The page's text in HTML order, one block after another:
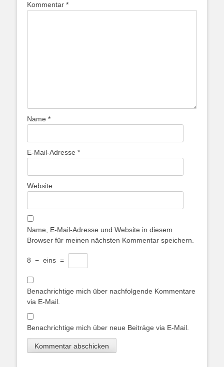
Kommentar *
Name *
E-Mail-Adresse *
Website
Name, E-Mail-Adresse und Website in diesem
Browser für meinen nächsten Kommentar speichern.
8 − eins =
Benachrichtige mich über nachfolgende Kommentare
via E-Mail.
Benachrichtige mich über neue Beiträge via E-Mail.